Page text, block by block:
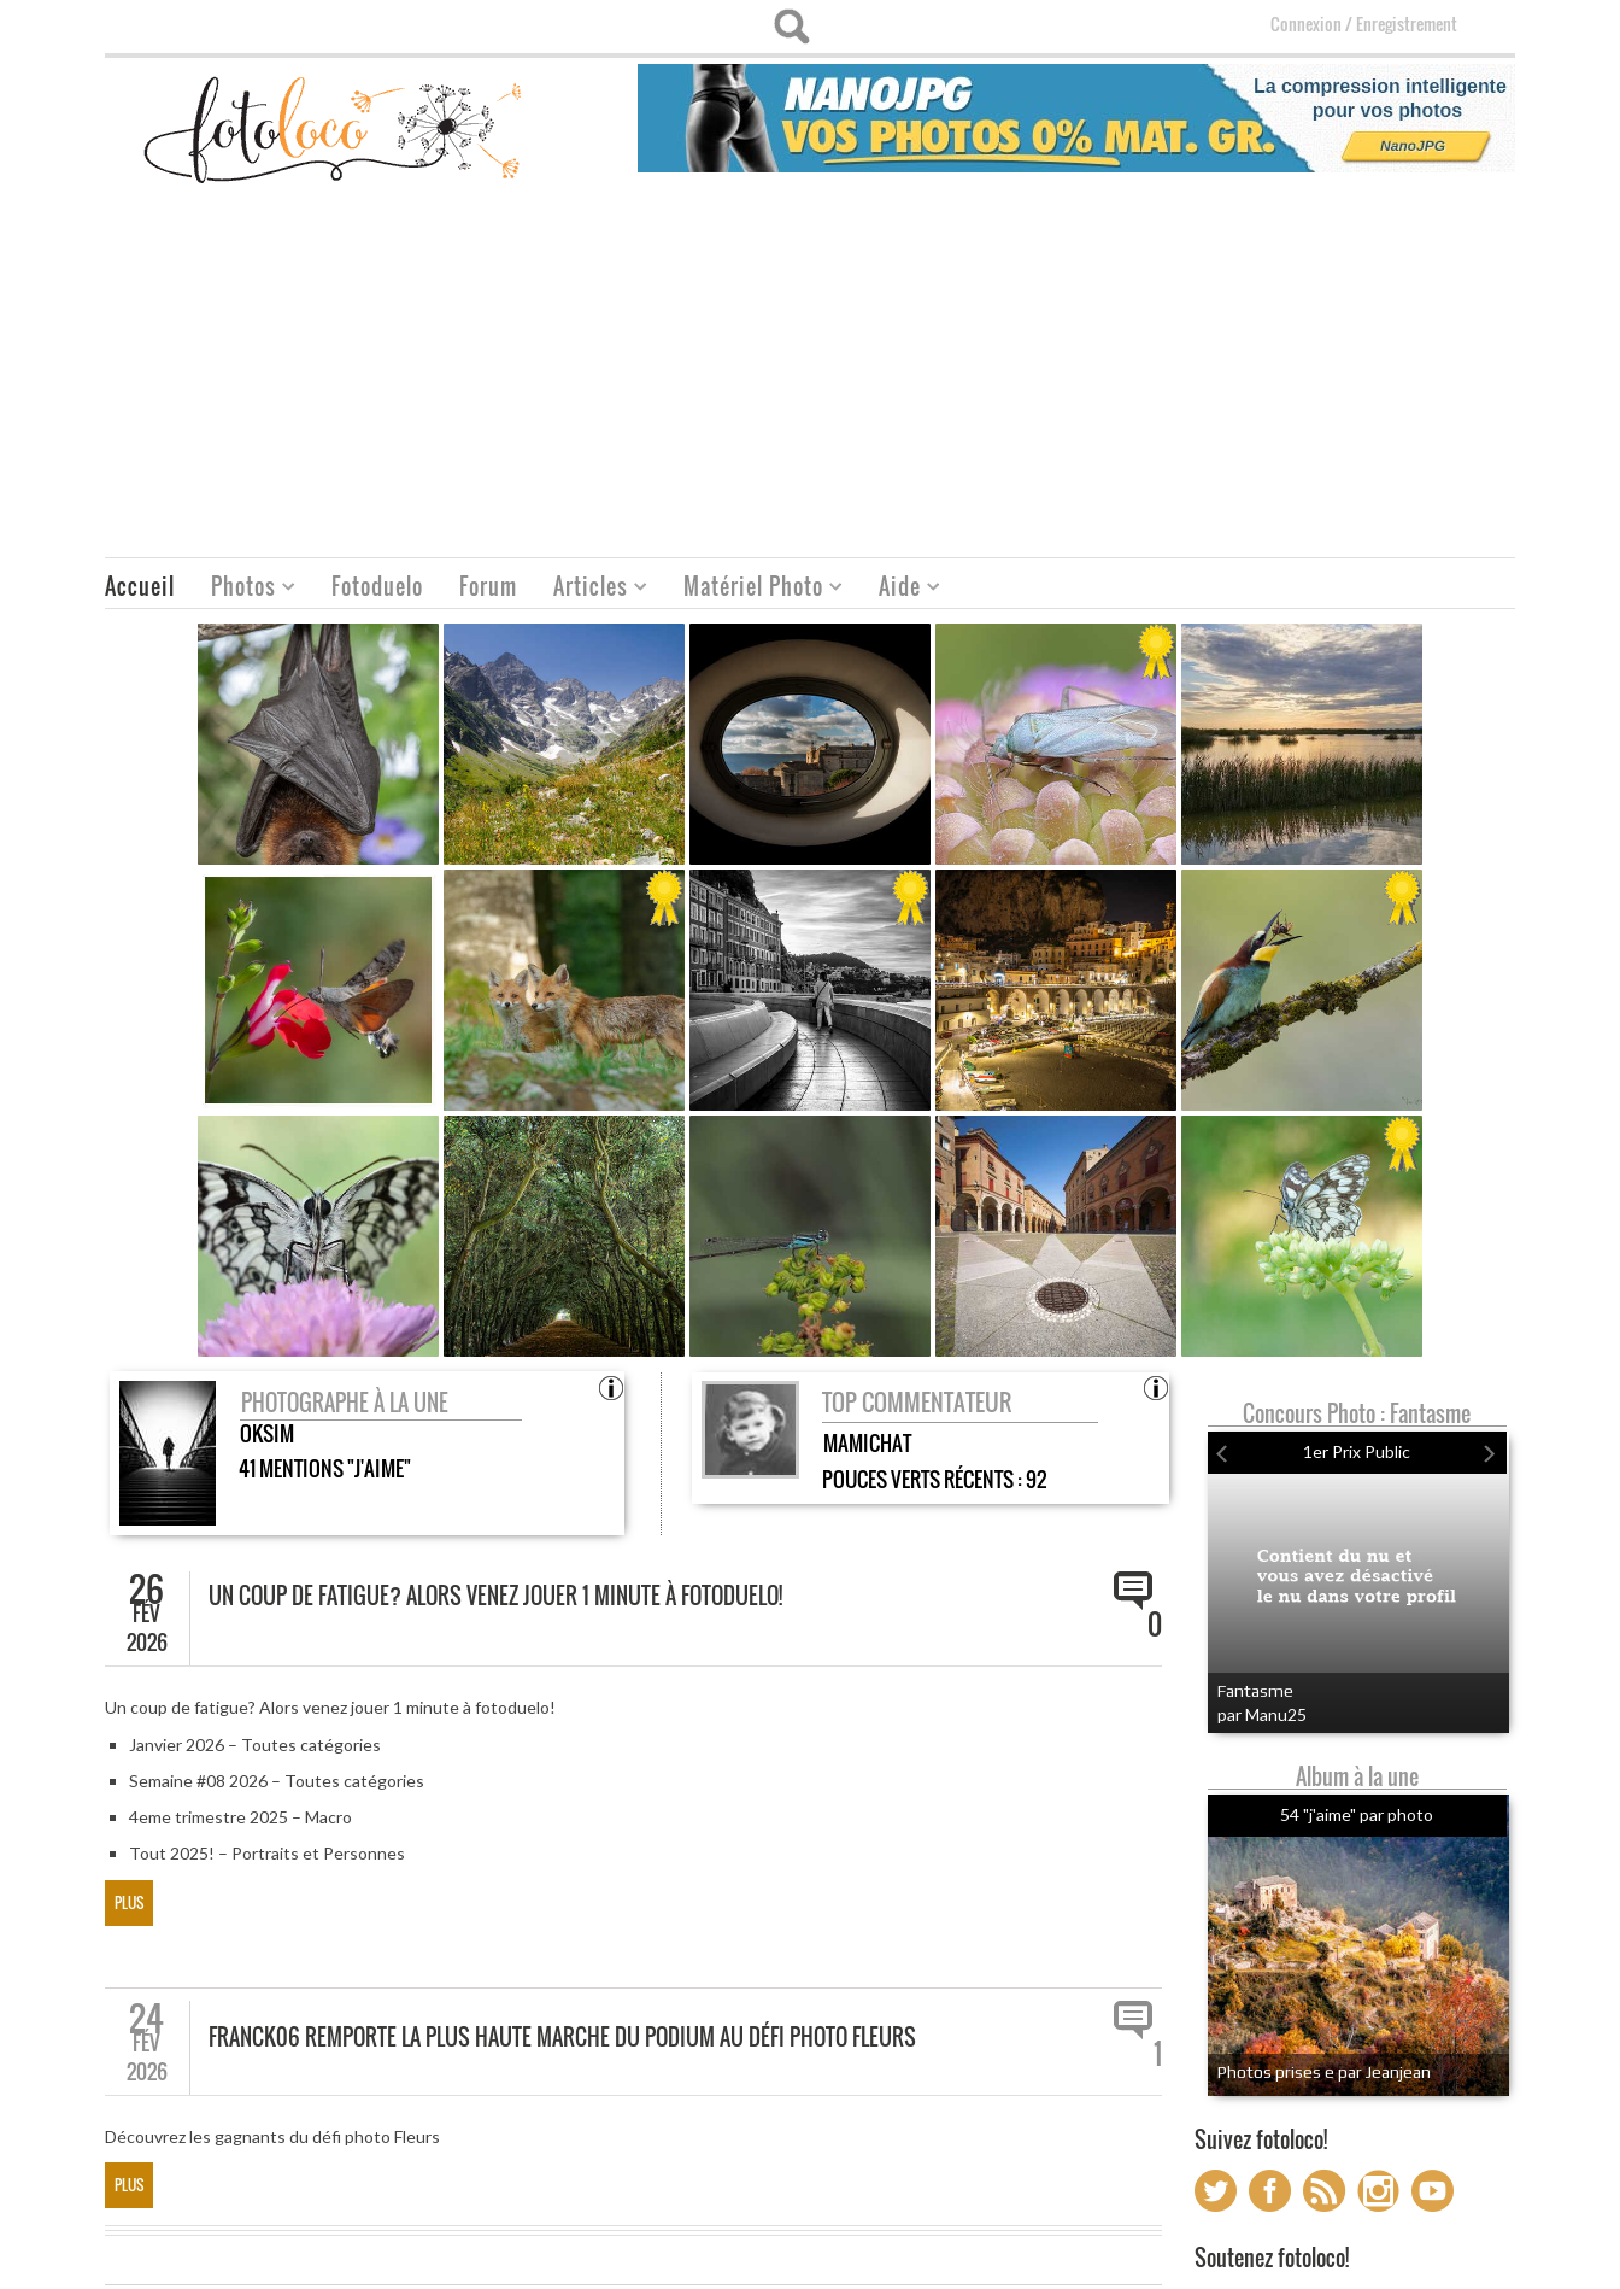
Connexion/Enregistrement
Accueil Photos Fotoduelo Forum Articles Matériel Photo Aide
PHOTOGRAPHE À LA UNE
OKSIM
41 MENTIONS "J'AIME"
TOP COMMENTATEUR
MAMICHAT
POUCES VERTS RÉCENTS :92
26
FÉV
2026
UN COUP DE FATIGUE? ALORS VENEZ JOUER 1 MINUTE À FOTODUELO!
0
Un coup de fatigue? Alors venez jouer 1 minute à fotoduelo!
Janvier 2026 – Toutes catégories
Semaine #08 2026 – Toutes catégories
4eme trimestre 2025 – Macro
Tout 2025! – Portraits et Personnes
PLUS
24
FÉV
2026
FRANCK06 REMPORTE LA PLUS HAUTE MARCHE DU PODIUM AU DÉFI PHOTO FLEURS 1
Découvrez les gagnants du défi photo Fleurs
PLUS
Concours Photo : Fantasme
1er Prix Public
Fantasme
par Manu25
Album à la une
54 "j'aime" par photo
Photos prises e par Jeanjean
Suivez fotoloco!
Soutenez fotoloco!